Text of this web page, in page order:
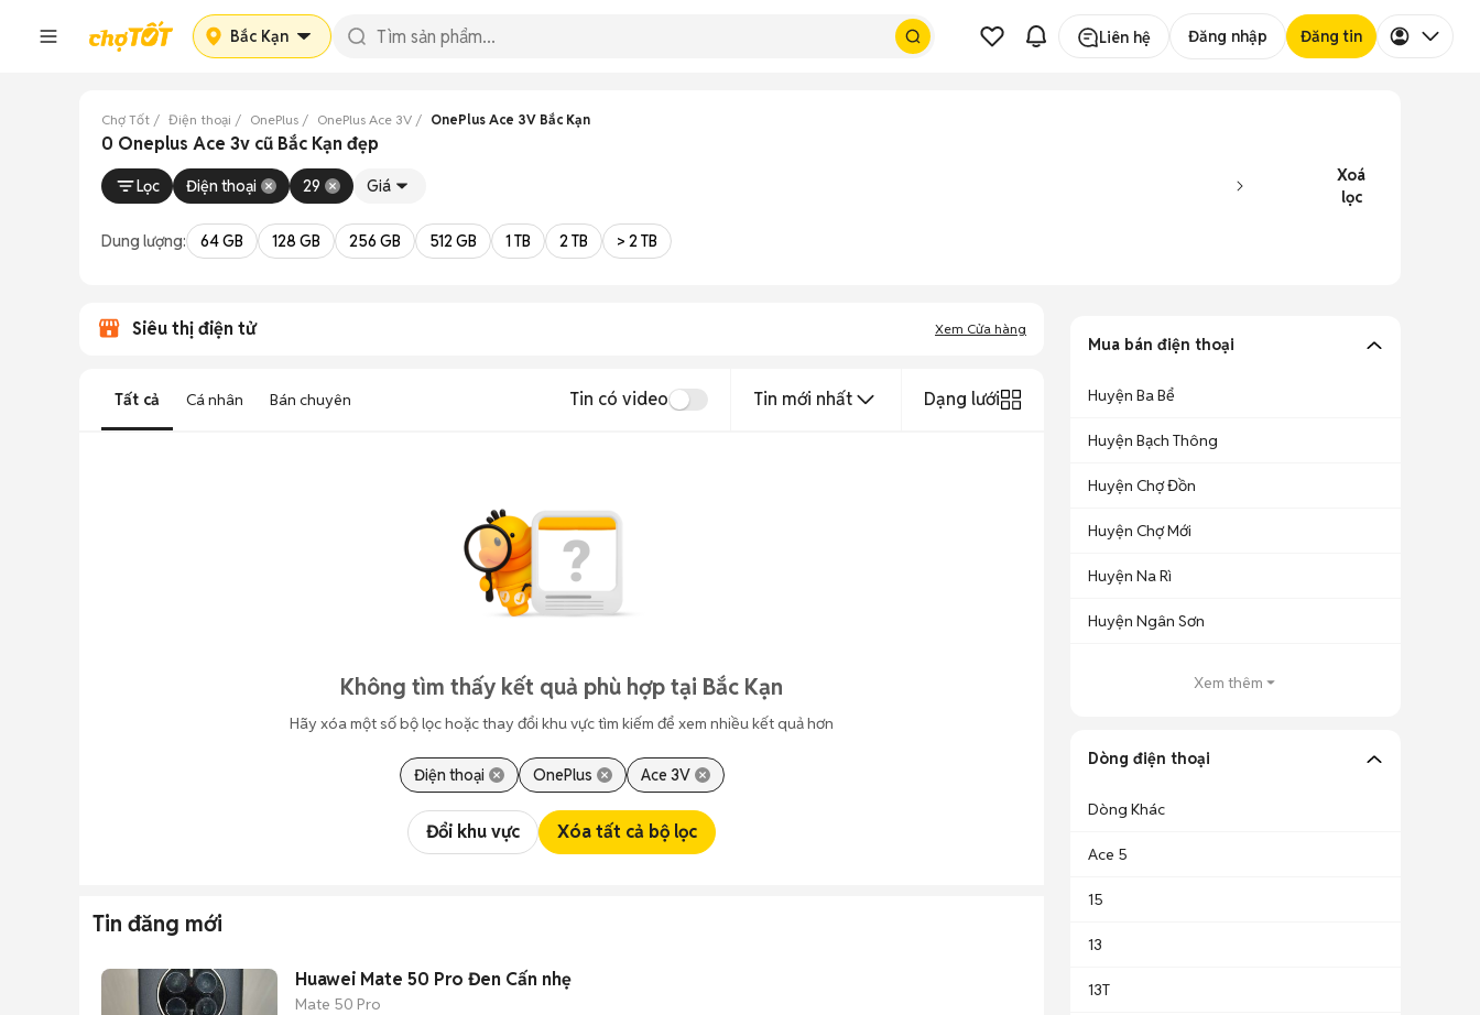
Bắc Kạn Liên hệ Đăng nhập Đăng tin
Chợ Tốt Điện thoại OnePlus OnePlus Ace 3V OnePlus Ace 3V Bắc Kạn
0 Oneplus Ace 3v cũ Bắc Kạn đẹp
Lọc Điện thoại 29 Giá
Xoá
lọc
Dung lượng: 64 GB 128 GB 256 GB 512 GB 1 TB 2 TB > 2 TB
Siêu thị điện tử Xem Cửa hàng
Tất cả Cá nhân Bán chuyên Tin có video Tin mới nhất Dạng lưới
Không tìm thấy kết quả phù hợp tại Bắc Kạn
Hãy xóa một số bộ lọc hoặc thay đổi khu vực tìm kiếm để xem nhiều kết quả hơn
Điện thoại OnePlus Ace 3V
Đổi khu vực Xóa tất cả bộ lọc
Tin đăng mới
Huawei Mate 50 Pro Đen Cấn nhẹ
Mate 50 Pro
Mua bán điện thoại
Huyện Ba Bể
Huyện Bạch Thông
Huyện Chợ Đồn
Huyện Chợ Mới
Huyện Na Rì
Huyện Ngân Sơn
Xem thêm
Dòng điện thoại
Dòng Khác
Ace 5
15
13
13T